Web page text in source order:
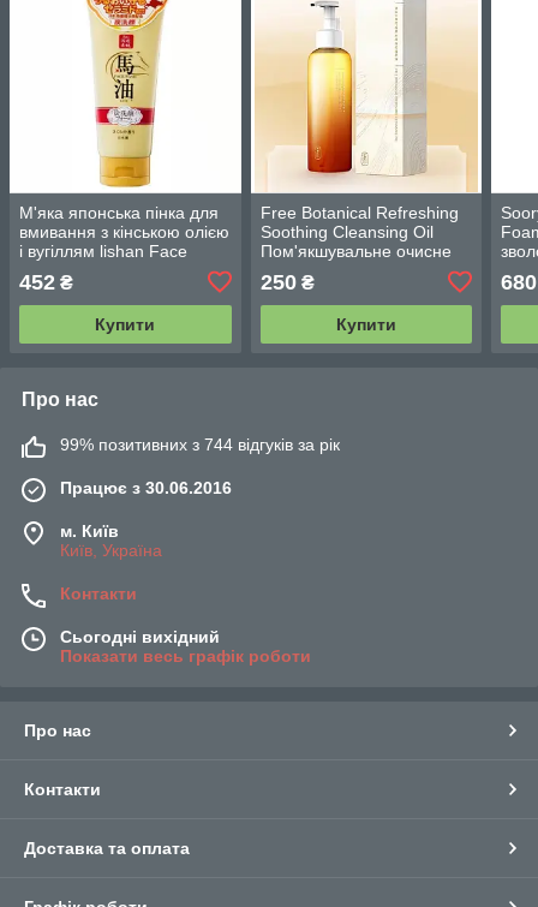
М'яка японська пінка для
вмивання з кінською олією
і вугіллям lishan Face
452 ₴
Купити
Free Botanical Refreshing
Soothing Cleansing Oil
Пом'якшувальне очисне
ботанічне масло 105 мл
(додапак)
250₴
Купити
680
Про нас
99% позитивних з 744 відгуків за рік
Працює з 30.06.2016
м. Київ
Київ, Україна
Контакти
Сьогодні вихідний
Показати весь графік роботи
Про нас
Контакти
Доставка та оплата